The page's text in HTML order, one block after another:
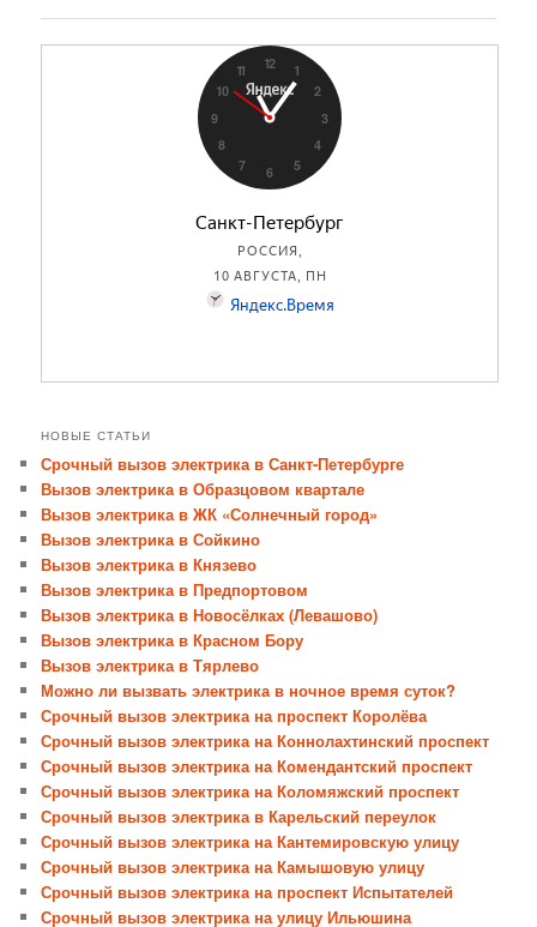
записям
НОВЫЕ СТАТЬИ
Срочный вызов электрика в Санкт-Петербурге
Вызов электрика в Образцовом квартале
Вызов электрика в ЖК «Солнечный город»
Вызов электрика в Сойкино
Вызов электрика в Князево
Вызов электрика в Предпортовом
Вызов электрика в Новосёлках (Левашово)
Вызов электрика в Красном Бору
Вызов электрика в Тярлево
Можно ли вызвать электрика в ночное время суток?
Срочный вызов электрика на проспект Королёва
Срочный вызов электрика на Коннолахтинский проспект
Срочный вызов электрика на Комендантский проспект
Срочный вызов электрика на Коломяжский проспект
Срочный вызов электрика в Карельский переулок
Срочный вызов электрика на Кантемировскую улицу
Срочный вызов электрика на Камышовую улицу
Срочный вызов электрика на проспект Испытателей
Срочный вызов электрика на улицу Ильюшина